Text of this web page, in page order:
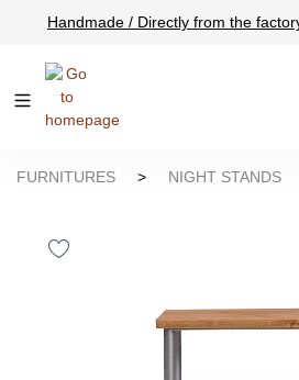
content
Handmade / Directly from the
FURNITURES > NIGHT STANDS